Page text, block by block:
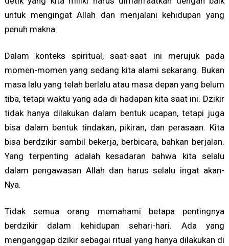
untuk mengingat Allah dan menjalani kehidupan yang
penuh makna.
Dalam konteks spiritual, saat-saat ini merujuk pada
momen-momen yang sedang kita alami sekarang. Bukan
masa lalu yang telah berlalu atau masa depan yang belum
tiba, tetapi waktu yang ada di hadapan kita saat ini. Dzikir
tidak hanya dilakukan dalam bentuk ucapan, tetapi juga
bisa dalam bentuk tindakan, pikiran, dan perasaan. Kita
bisa berdzikir sambil bekerja, berbicara, bahkan berjalan.
Yang terpenting adalah kesadaran bahwa kita selalu
dalam pengawasan Allah dan harus selalu ingat akan-
Nya.
Tidak semua orang memahami betapa pentingnya
berdzikir dalam kehidupan sehari-hari. Ada yang
menganggap dzikir sebagai ritual yang hanya dilakukan di